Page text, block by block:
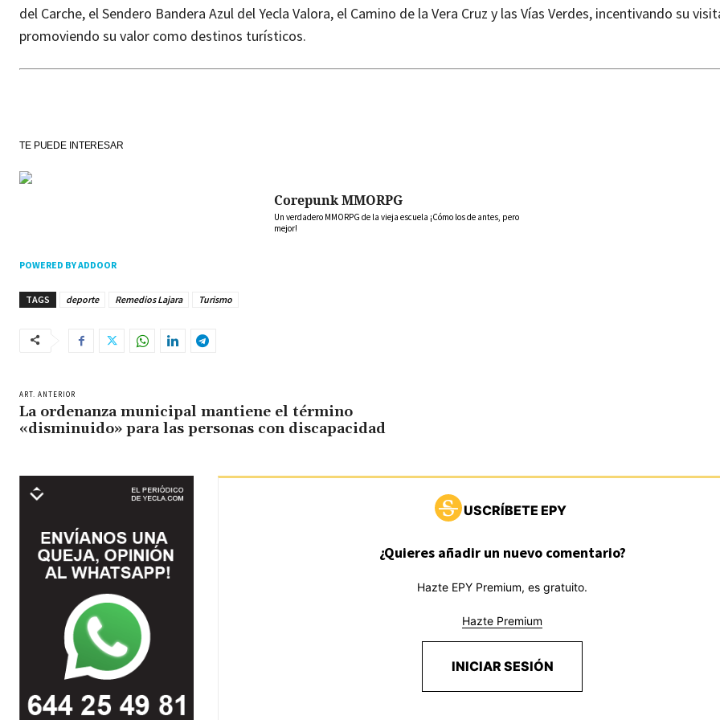
del Carche, el Sendero Bandera Azul del Yecla Valora, el Camino de la Vera Cruz y las Vías Verdes, incentivando su
promoviendo su valor como destinos turísticos.
TE PUEDE INTERESAR
Corepunk MMORPG
Un verdadero MMORPG de la vieja escuela ¡Cómo los de antes, pero
mejor!
POWERED BY ADDOOR
TAGS deporte Remedios Lajara Turismo
ART. ANTERIOR
La ordenanza municipal mantiene el término
«disminuido» para las personas con discapacidad
USCRÍBETE EPY
¿Quieres añadir un nuevo comentario?
Hazte EPY Premium, es gratuito.
Hazte Premium
INICIAR SESIÓN